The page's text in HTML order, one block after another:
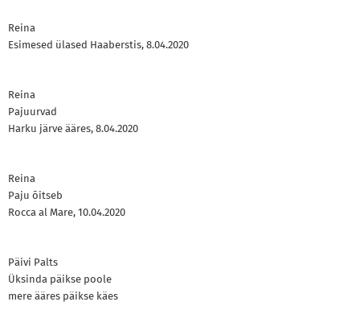
Reina
Esimesed ülased Haaberstis, 8.04.2020
Reina
Pajuurvad
Harku järve ääres, 8.04.2020
Reina
Paju õitseb
Rocca al Mare, 10.04.2020
Päivi Palts
Üksinda päikse poole
mere ääres päikse käes